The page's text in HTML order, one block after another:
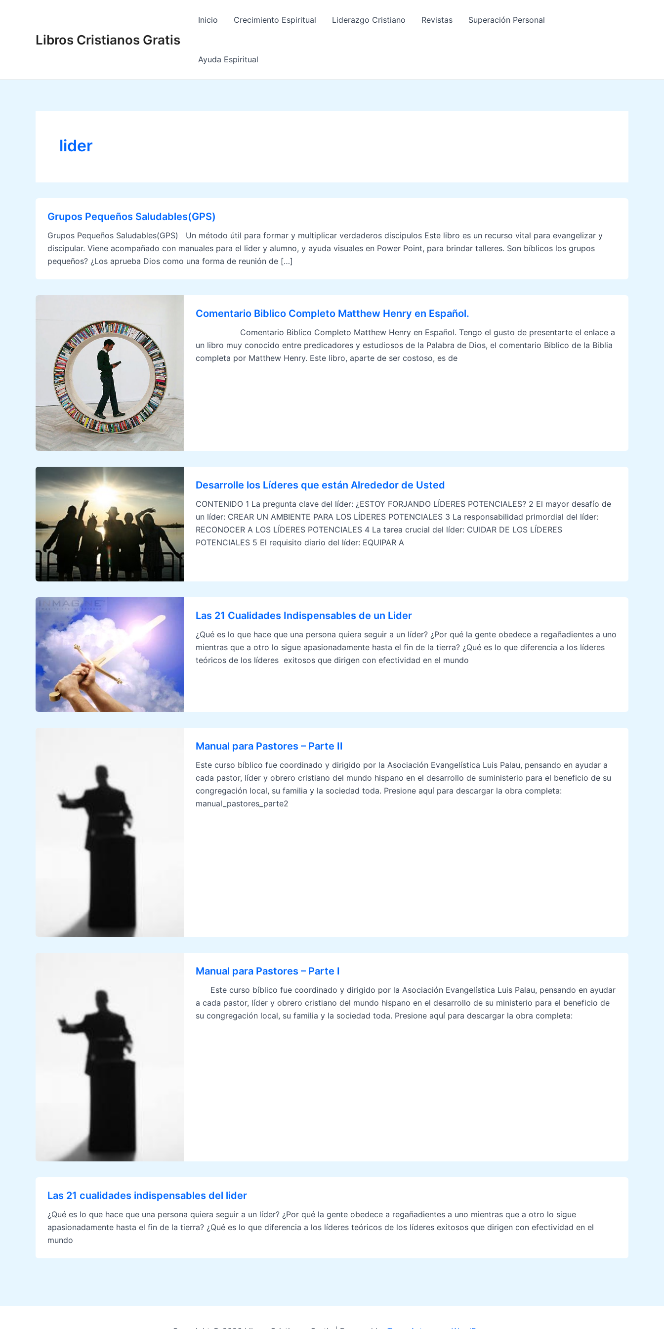
Libros Cristianos Gratis
Inicio Crecimiento Espiritual Liderazgo Cristiano Revistas Superación Personal
Ayuda Espiritual
lider
Grupos Pequeños Saludables(GPS)
Grupos Pequeños Saludables(GPS) Un método útil para formar y multiplicar verdaderos discipulos Este libro es un recurso vital para evangelizar y
discipular. Viene acompañado con manuales para el lider y alumno, y ayuda visuales en Power Point, para brindar talleres. Son bíblicos los grupos
pequeños? ¿Los aprueba Dios como una forma de reunión de […]
Comentario Biblico Completo Matthew Henry en Español.
Comentario Biblico Completo Matthew Henry en Español. Tengo el gusto de presentarte el enlace a
un libro muy conocido entre predicadores y estudiosos de la Palabra de Dios, el comentario Biblico de la Biblia
completa por Matthew Henry. Este libro, aparte de ser costoso, es de
Desarrolle los Líderes que están Alrededor de Usted
CONTENIDO 1 La pregunta clave del líder: ¿ESTOY FORJANDO LÍDERES POTENCIALES? 2 El mayor desafío de
un líder: CREAR UN AMBIENTE PARA LOS LÍDERES POTENCIALES 3 La responsabilidad primordial del líder:
RECONOCER A LOS LÍDERES POTENCIALES 4 La tarea crucial del líder: CUIDAR DE LOS LÍDERES
POTENCIALES 5 El requisito diario del líder: EQUIPAR A
Las 21 Cualidades Indispensables de un Lider
¿Qué es lo que hace que una persona quiera seguir a un líder? ¿Por qué la gente obedece a regañadientes a uno
mientras que a otro lo sigue apasionadamente hasta el fin de la tierra? ¿Qué es lo que diferencia a los líderes
teóricos de los líderes exitosos que dirigen con efectividad en el mundo
Manual para Pastores – Parte II
Este curso bíblico fue coordinado y dirigido por la Asociación Evangelística Luis Palau, pensando en ayudar a
cada pastor, líder y obrero cristiano del mundo hispano en el desarrollo de suministerio para el beneficio de su
congregación local, su familia y la sociedad toda. Presione aquí para descargar la obra completa:
manual_pastores_parte2
Manual para Pastores – Parte I
Este curso bíblico fue coordinado y dirigido por la Asociación Evangelística Luis Palau, pensando en ayudar
a cada pastor, líder y obrero cristiano del mundo hispano en el desarrollo de su ministerio para el beneficio de
su congregación local, su familia y la sociedad toda. Presione aquí para descargar la obra completa:
Las 21 cualidades indispensables del lider
¿Qué es lo que hace que una persona quiera seguir a un líder? ¿Por qué la gente obedece a regañadientes a uno mientras que a otro lo sigue
apasionadamente hasta el fin de la tierra? ¿Qué es lo que diferencia a los líderes teóricos de los líderes exitosos que dirigen con efectividad en el
mundo